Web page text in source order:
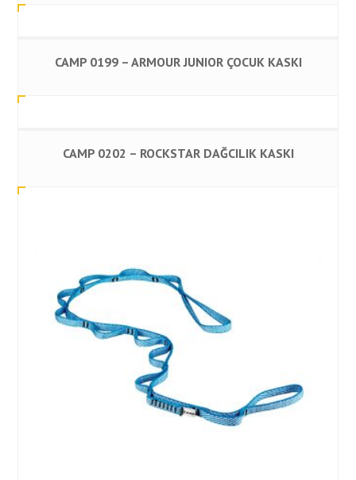
CAMP 0199 – ARMOUR JUNIOR ÇOCUK KASKI
CAMP 0202 – ROCKSTAR DAĞCILIK KASKI